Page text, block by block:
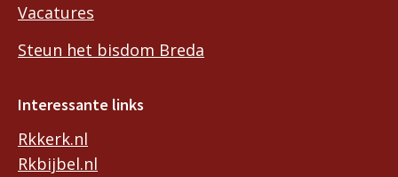
Vacatures
Steun het bisdom Breda
Interessante links
Rkkerk.nl
Rkbijbel.nl